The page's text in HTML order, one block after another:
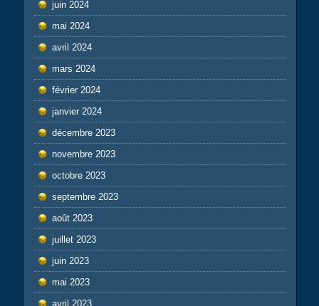
juin 2024
mai 2024
avril 2024
mars 2024
février 2024
janvier 2024
décembre 2023
novembre 2023
octobre 2023
septembre 2023
août 2023
juillet 2023
juin 2023
mai 2023
avril 2023